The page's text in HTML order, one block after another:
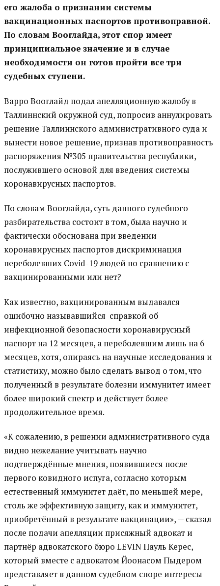
его жалоба о признании системы
вакцинационных паспортов противоправной.
По словам Вооглайда, этот спор имеет
принципиальное значение и в случае
необходимости он готов пройти все три
судебных ступени.
Варро Вооглайд подал апелляционную жалобу в
Таллиннский окружной суд, попросив аннулировать
решение Таллиннского административного суда и
вынести новое решение, признав противоправность
распоряжения №305 правительства республики,
послужившего основой для введения системы
коронавирусных паспортов.
По словам Вооглайда, суть данного судебного
разбирательства состоит в том, была научно и
фактически обоснована при введении
коронавирусных паспортов дискриминация
переболевших Covid-19 людей по сравнению с
вакцинированными или нет?
Как известно, вакцинированным выдавался
ошибочно называвшийся справкой об
инфекционной безопасности коронавирусный
паспорт на 12 месяцев, а переболевшим лишь на 6
месяцев, хотя, опираясь на научные исследования и
статистику, можно было сделать вывод о том, что
полученный в результате болезни иммунитет имеет
более широкий спектр и действует более
продолжительное время.
«К сожалению, в решении административного суда
видно нежелание учитывать научно
подтверждённые мнения, появившиеся после
первого ковидного испуга, согласно которым
естественный иммунитет даёт, по меньшей мере,
столь же эффективную защиту, как и иммунитет,
приобретённый в результате вакцинации», — сказал
после подачи апелляции присяжный адвокат и
партнёр адвокатского бюро LEVIN Пауль Керес,
который вместе с адвокатом Йоонасом Пыдером
представляет в данном судебном споре интересы